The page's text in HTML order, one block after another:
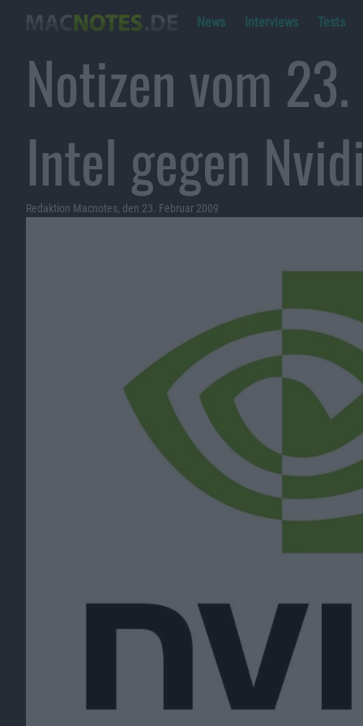
News Interviews Tests
Notizen vom
Intel gegen
Redaktion Macnotes, den 23. Februar 2009